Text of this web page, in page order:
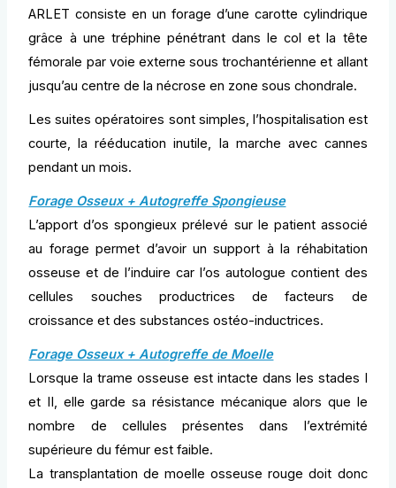
ARLET consiste en un forage d’une carotte cylindrique
grâce à une tréphine pénétrant dans le col et la tête
fémorale par voie externe sous trochantérienne et allant
jusqu’au centre de la nécrose en zone sous chondrale.
Les suites opératoires sont simples, l’hospitalisation est
courte, la rééducation inutile, la marche avec cannes
pendant un mois.
Forage Osseux + Autogreffe Spongieuse
L’apport d’os spongieux prélevé sur le patient associé
au forage permet d’avoir un support à la réhabitation
osseuse et de l’induire car l’os autologue contient des
cellules souches productrices de facteurs de
croissance et des substances ostéo-inductrices.
Forage Osseux + Autogreffe de Moelle
Lorsque la trame osseuse est intacte dans les stades I
et II, elle garde sa résistance mécanique alors que le
nombre de cellules présentes dans l’extrémité
supérieure du fémur est faible.
La transplantation de moelle osseuse rouge doit donc